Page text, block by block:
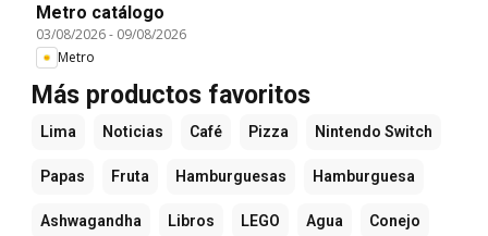
Metro catálogo
03/08/2026- 09/08/2026
Metro
Más productos favoritos
Lima Noticias Café Pizza Nintendo Switch
Papas Fruta Hamburguesas Hamburguesa
Ashwagandha Libros LEGO Agua Conejo